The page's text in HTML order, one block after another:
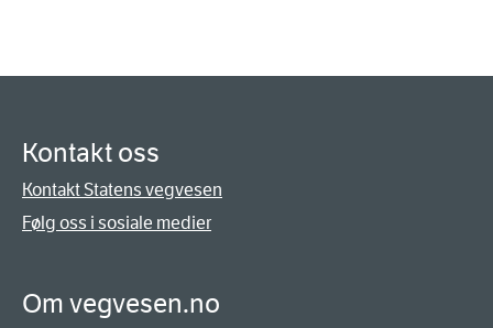
Kontakt oss
Kontakt Statens vegvesen
Følg oss i sosiale medier
Om vegvesen.no